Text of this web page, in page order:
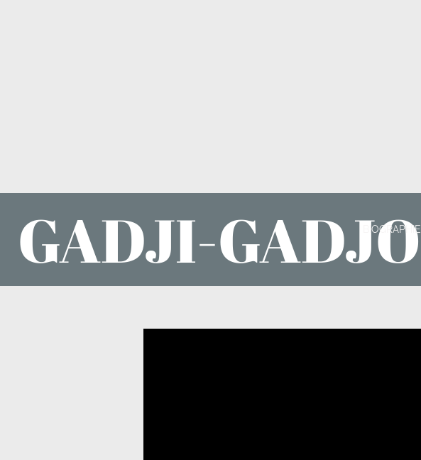
GADJI-GADJO
BIOGRAPHIE